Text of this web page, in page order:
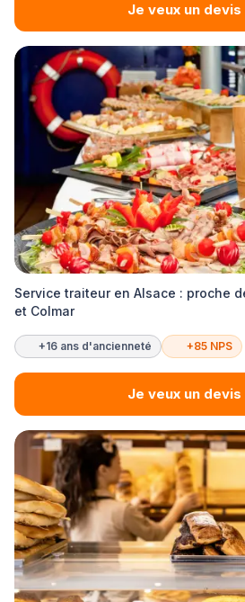
Je veux un
Service traiteur en Alsace : proche
et Colmar
+16 ans d'ancienneté +85 NPS
Je veux un